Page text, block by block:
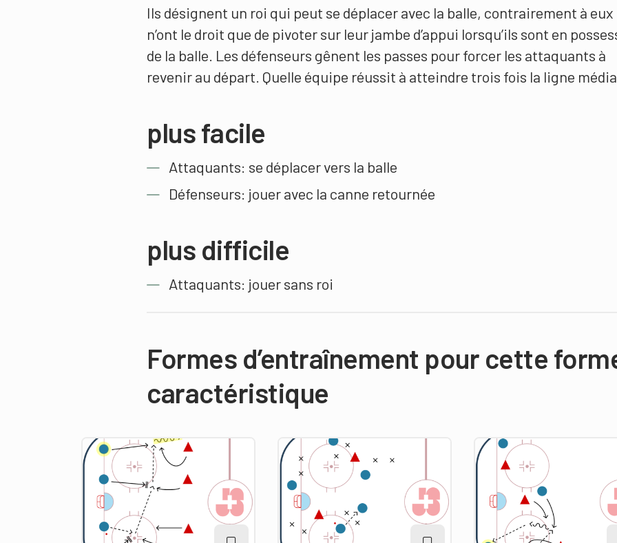
Ils désignent un roi qui peut se déplacer avec la balle, contrairement à
n’ont le droit que de pivoter sur leur jambe d’appui lorsqu’ils sont en
de la balle. Les défenseurs gênent les passes pour forcer les attaquants à
revenir au départ. Quelle équipe réussit à atteindre trois fois la ligne
plus facile
Attaquants: se déplacer vers la balle
Défenseurs: jouer avec la canne retournée
plus difficile
Attaquants: jouer sans roi
Formes d’entraînement pour cette
caractéristique